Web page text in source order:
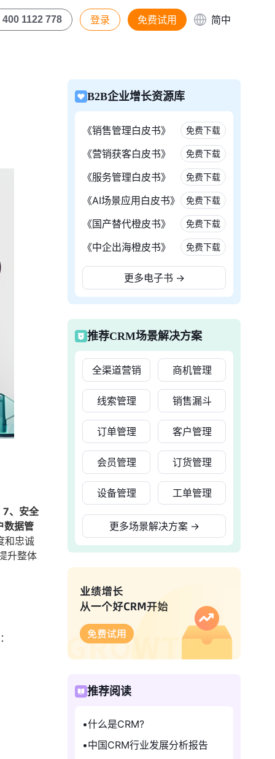
400 1122 778 登录 免费试用 简中
7、安全
数据管
和忠诚
升整体
B2B企业增长资源库
《销售管理白皮书》 免费下载
《营销获客白皮书》 免费下载
《服务管理白皮书》 免费下载
《AI场景应用白皮书》 免费下载
《国产替代橙皮书》 免费下载
《中企出海橙皮书》 免费下载
更多电子书 →
推荐CRM场景解决方案
全渠道营销 商机管理
线索管理 销售漏斗
订单管理 客户管理
会员管理 订货管理
设备管理 工单管理
更多场景解决方案 →
推荐阅读
什么是CRM?
中国CRM行业发展分析报告